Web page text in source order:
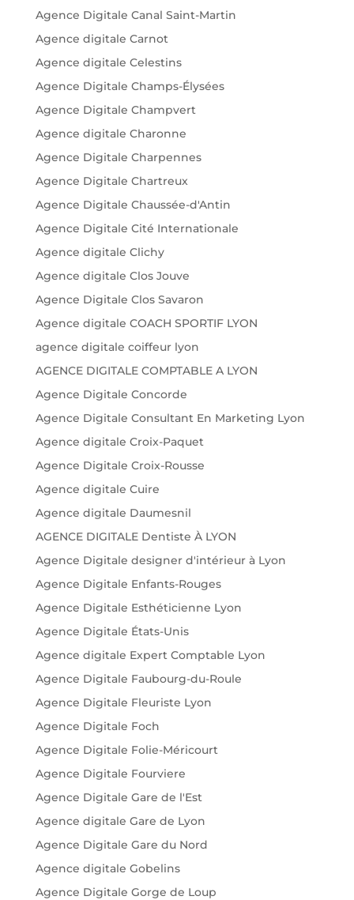
Agence Digitale Canal Saint-Martin
Agence digitale Carnot
Agence digitale Celestins
Agence Digitale Champs-Élysées
Agence Digitale Champvert
Agence digitale Charonne
Agence Digitale Charpennes
Agence Digitale Chartreux
Agence Digitale Chaussée-d'Antin
Agence Digitale Cité Internationale
Agence digitale Clichy
Agence digitale Clos Jouve
Agence Digitale Clos Savaron
Agence digitale COACH SPORTIF LYON
agence digitale coiffeur lyon
AGENCE DIGITALE COMPTABLE A LYON
Agence Digitale Concorde
Agence Digitale Consultant En Marketing Lyon
Agence digitale Croix-Paquet
Agence Digitale Croix-Rousse
Agence digitale Cuire
Agence digitale Daumesnil
AGENCE DIGITALE Dentiste À LYON
Agence Digitale designer d'intérieur à Lyon
Agence Digitale Enfants-Rouges
Agence Digitale Esthéticienne Lyon
Agence Digitale États-Unis
Agence digitale Expert Comptable Lyon
Agence Digitale Faubourg-du-Roule
Agence Digitale Fleuriste Lyon
Agence Digitale Foch
Agence Digitale Folie-Méricourt
Agence Digitale Fourviere
Agence Digitale Gare de l'Est
Agence digitale Gare de Lyon
Agence Digitale Gare du Nord
Agence digitale Gobelins
Agence Digitale Gorge de Loup